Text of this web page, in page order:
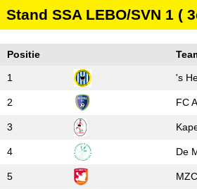
Stand SSA LEBO/SVN 1 (
Positie
1 's
2 FC
3
4 De
5